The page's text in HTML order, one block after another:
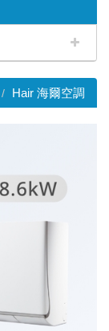
Hair 海爾空調